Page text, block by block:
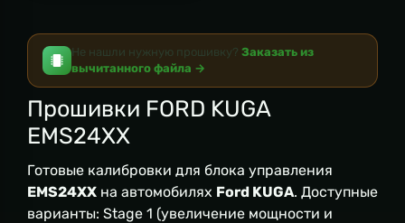
Не нашли нужную прошивку? Заказать из
вычитанного файла →
Прошивки FORD KUGA
EMS24XX
Готовые калибровки для блока управления
EMS24XX на автомобилях Ford KUGA. Доступные
варианты: Stage 1 (увеличение мощности и